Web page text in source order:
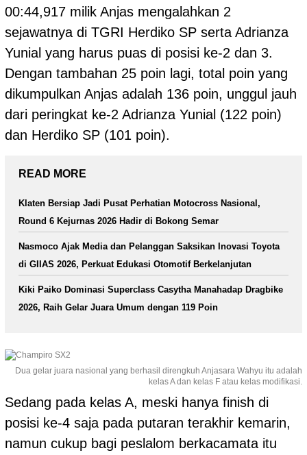
00:44,917 milik Anjas mengalahkan 2
sejawatnya di TGRI Herdiko SP serta Adrianza
Yunial yang harus puas di posisi ke-2 dan 3.
Dengan tambahan 25 poin lagi, total poin yang
dikumpulkan Anjas adalah 136 poin, unggul jauh
dari peringkat ke-2 Adrianza Yunial (122 poin)
dan Herdiko SP (101 poin).
READ MORE
Klaten Bersiap Jadi Pusat Perhatian Motocross Nasional,
Round 6 Kejurnas 2026 Hadir di Bokong Semar
Nasmoco Ajak Media dan Pelanggan Saksikan Inovasi Toyota
di GIIAS 2026, Perkuat Edukasi Otomotif Berkelanjutan
Kiki Paiko Dominasi Superclass Casytha Manahadap Dragbike
2026, Raih Gelar Juara Umum dengan 119 Poin
Dua gelar juara nasional yang berhasil direngkuh Anjasara Wahyu itu adalah
kelas A dan kelas F atau kelas modifikasi.
Sedang pada kelas A, meski hanya finish di
posisi ke-4 saja pada putaran terakhir kemarin,
namun cukup bagi peslalom berkacamata itu